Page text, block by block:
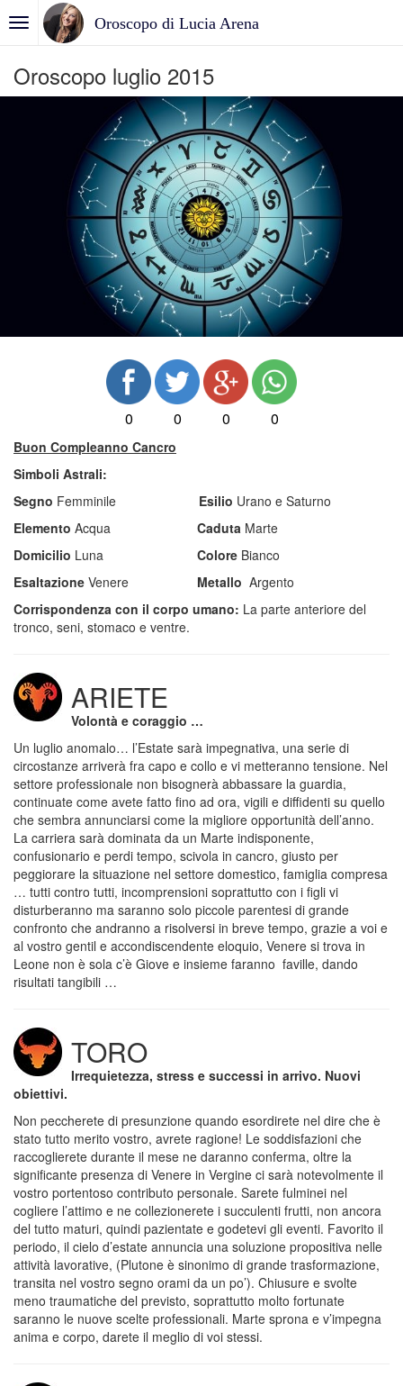
Oroscopo di Lucia Arena
Oroscopo luglio 2015
0 0 0 0
Buon Compleanno Cancro
Simboli Astrali:
Segno Femminile Esilio Urano e Saturno
Elemento Acqua Caduta Marte
Domicilio Luna Colore Bianco
Esaltazione Venere Metallo Argento
Corrispondenza con il corpo umano: La parte anteriore del
tronco, seni, stomaco e ventre.
ARIETE
Volontà e coraggio …
Un luglio anomalo… l’Estate sarà impegnativa, una serie di
circostanze arriverà fra capo e collo e vi metteranno tensione. Nel
settore professionale non bisognerà abbassare la guardia,
continuate come avete fatto fino ad ora, vigili e diffidenti su quello
che sembra annunciarsi come la migliore opportunità dell’anno.
La carriera sarà dominata da un Marte indisponente,
confusionario e perdi tempo, scivola in cancro, giusto per
peggiorare la situazione nel settore domestico, famiglia compresa
… tutti contro tutti, incomprensioni soprattutto con i figli vi
disturberanno ma saranno solo piccole parentesi di grande
confronto che andranno a risolversi in breve tempo, grazie a voi e
al vostro gentil e accondiscendente eloquio, Venere si trova in
Leone non è sola c’è Giove e insieme faranno faville, dando
risultati tangibili …
TORO
Irrequietezza, stress e successi in arrivo. Nuovi
obiettivi.
Non peccherete di presunzione quando esordirete nel dire che è
stato tutto merito vostro, avrete ragione! Le soddisfazioni che
raccoglierete durante il mese ne daranno conferma, oltre la
significante presenza di Venere in Vergine ci sarà notevolmente il
vostro portentoso contributo personale. Sarete fulminei nel
cogliere l’attimo e ne collezionerete i succulenti frutti, non ancora
del tutto maturi, quindi pazientate e godetevi gli eventi. Favorito il
periodo, il cielo d’estate annuncia una soluzione propositiva nelle
attività lavorative, (Plutone è sinonimo di grande trasformazione,
transita nel vostro segno orami da un po’). Chiusure e svolte
meno traumatiche del previsto, soprattutto molto fortunate
saranno le nuove scelte professionali. Marte sprona e v’impegna
anima e corpo, darete il meglio di voi stessi.